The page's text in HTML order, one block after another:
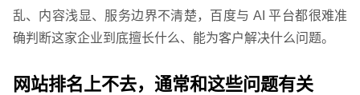
乱、内容浅显、服务边界不清楚，百度与 AI 平台都很难准
确判断这家企业到底擅长什么、能为客户解决什么问题。
网站排名上不去，通常和这些问题有关